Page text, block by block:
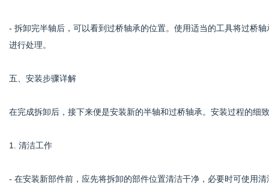
- 拆卸完半轴后，可以看到过桥轴承的位置。使用适当的工具将过桥
进行处理。
五、安装步骤详解
在完成拆卸后，接下来便是安装新的半轴和过桥轴承。安装过程的细
1. 清洁工作
- 在安装新部件前，应先将拆卸的部件位置清洁干净，必要时可使用